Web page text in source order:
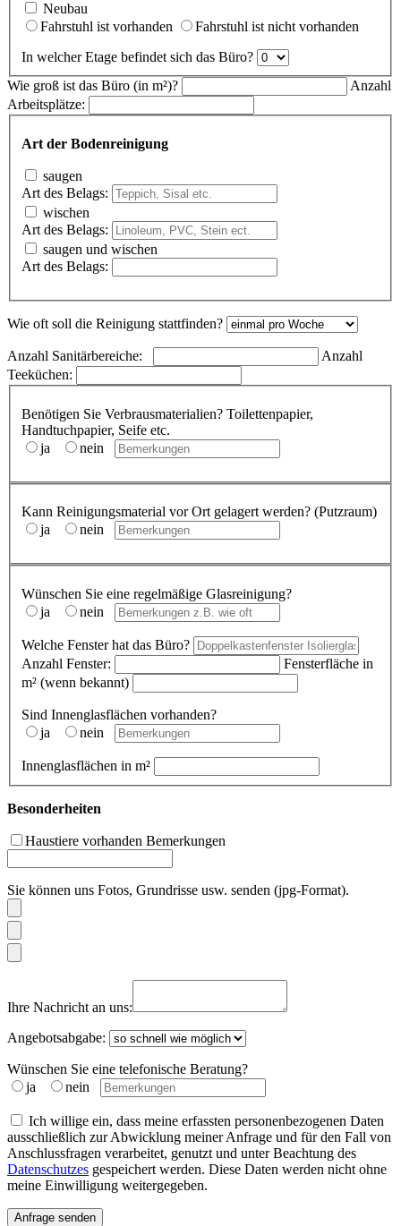
Neubau
Fahrstuhl ist vorhanden
Fahrstuhl ist nicht vorhanden
In welcher Etage befindet sich das Büro?
Wie groß ist das Büro (in m²)?
Anzahl
Arbeitsplätze:
Art der Bodenreinigung
saugen
Art des Belags:
wischen
Art des Belags:
saugen und wischen
Art des Belags:
Wie oft soll die Reinigung stattfinden?
Anzahl Sanitärbereiche:
Anzahl
Teeküchen:
Benötigen Sie Verbrausmaterialien? Toilettenpapier,
Handtuchpapier, Seife etc.
ja
nein
Kann Reinigungsmaterial vor Ort gelagert werden? (Putzraum)
ja
nein
Wünschen Sie eine regelmäßige Glasreinigung?
ja
nein
Welche Fenster hat das Büro?
Anzahl Fenster:
Fensterfläche in
m² (wenn bekannt)
Sind Innenglasflächen vorhanden?
ja
nein
Innenglasflächen in m²
Besonderheiten
Haustiere vorhanden Bemerkungen
Sie können uns Fotos, Grundrisse usw. senden (jpg-Format).
Ihre Nachricht an uns:
Angebotsabgabe:
Wünschen Sie eine telefonische Beratung?
ja
nein
Ich willige ein, dass meine erfassten personenbezogenen Daten
ausschließlich zur Abwicklung meiner Anfrage und für den Fall von
Anschlussfragen verarbeitet, genutzt und unter Beachtung des
Datenschutzes gespeichert werden. Diese Daten werden nicht ohne
meine Einwilligung weitergegeben.